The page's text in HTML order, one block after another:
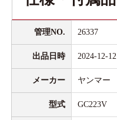
管理NO. 26337
出品日時 2024-12-12
メーカー ヤンマー
型式 GC223V